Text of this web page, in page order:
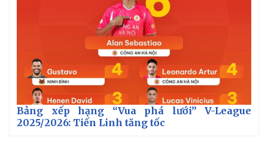
Thế giới
Quan sát
Cuộc sống đó đây
Hồ sơ
Multimedia
Video
Ảnh
E-Magazine
Infographic
Bảng xếp hạng “Vua phá lưới” V-League
2025/2026: Tiến Linh tăng tốc